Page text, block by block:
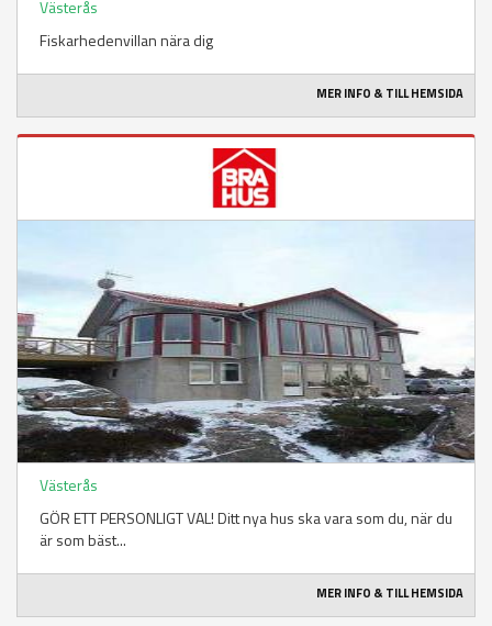
Västerås
Fiskarhedenvillan nära dig
MER INFO & TILL HEMSIDA
Västerås
GÖR ETT PERSONLIGT VAL! Ditt nya hus ska vara som du, när du
är som bäst...
MER INFO & TILL HEMSIDA